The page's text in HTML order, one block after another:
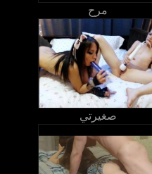
مرح
صغيرتي